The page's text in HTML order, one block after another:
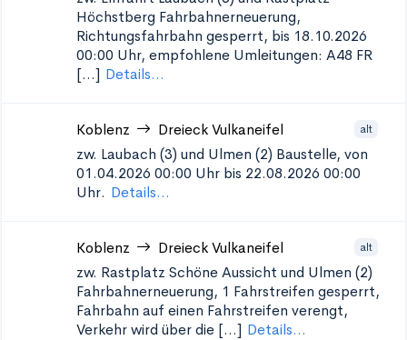
Höchstberg Fahrbahnerneuerung,
Richtungsfahrbahn gesperrt, bis 18.10.2026
00:00 Uhr, empfohlene Umleitungen: A48 FR
[...] Details...
Koblenz Dreieck Vulkaneifel alt
zw. Laubach (3) und Ulmen (2) Baustelle, von
01.04.2026 00:00 Uhr bis 22.08.2026 00:00
Uhr. Details...
Koblenz Dreieck Vulkaneifel alt
zw. Rastplatz Schöne Aussicht und Ulmen (2)
Fahrbahnerneuerung, 1 Fahrstreifen gesperrt,
Fahrbahn auf einen Fahrstreifen verengt,
Verkehr wird über die [...] Details...